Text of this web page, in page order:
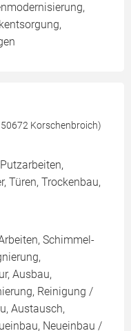
Korschenbroich)
Türen, Trockenbau,
Schimmel-
Ausbau,
Reinigung /
Austausch,
Neueinbau /